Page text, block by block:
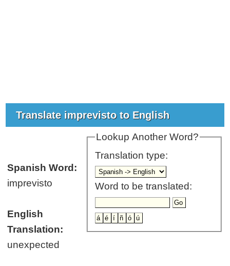
Translate imprevisto to English
Lookup Another Word?
Translation type:
Word to be translated:
Spanish Word:
imprevisto
English
Translation:
unexpected